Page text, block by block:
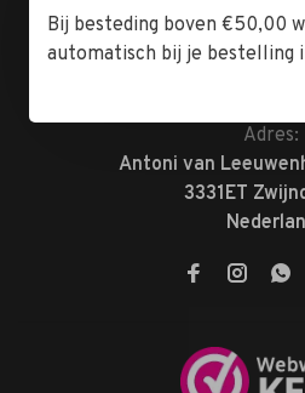
KVK-
Adres:
Antoni van
3331ET
Bij besteding boven €50,00
automatisch bij je bestelling